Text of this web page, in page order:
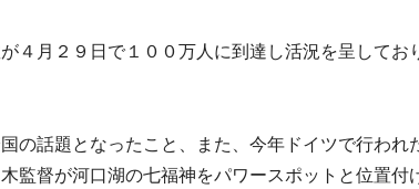
４月２９日で１００万人に到達し活況を呈してお
の話題となったこと、また、今年ドイツで行われ
監督が河口湖の七福神をパワースポットと位置付